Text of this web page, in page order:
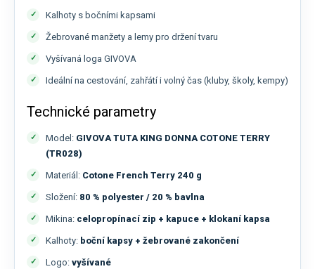
Kalhoty s bočními kapsami
Žebrované manžety a lemy pro držení tvaru
Vyšívaná loga GIVOVA
Ideální na cestování, zahřátí i volný čas (kluby, školy, kempy)
Technické parametry
Model: GIVOVA TUTA KING DONNA COTONE TERRY
(TR028)
Materiál: Cotone French Terry 240 g
Složení: 80 % polyester / 20 % bavlna
Mikina: celopropínací zip + kapuce + klokaní kapsa
Kalhoty: boční kapsy + žebrované zakončení
Logo: vyšívané